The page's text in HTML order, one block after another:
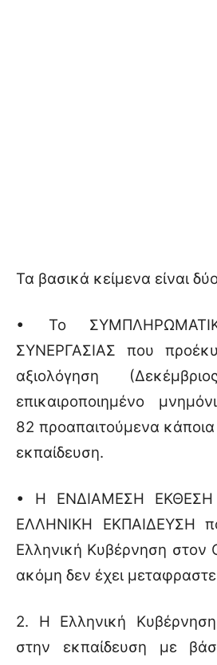
Τα βασικά κείμενα είναι
• Το
ΣΥΝΕΡΓΑΣΙΑΣ που
αξιολόγηση
επικαιροποιημένο
82 προαπαιτούμενα
εκπαίδευση.
• Η ΕΝΔΙΑΜΕΣΗ
ΕΛΛΗΝΙΚΗ ΕΚΠΑΙΔΕΥΣΗ
Ελληνική Κυβέρνηση στον
ακόμη δεν έχει
2. Η Ελληνική
στην εκπαίδευση με